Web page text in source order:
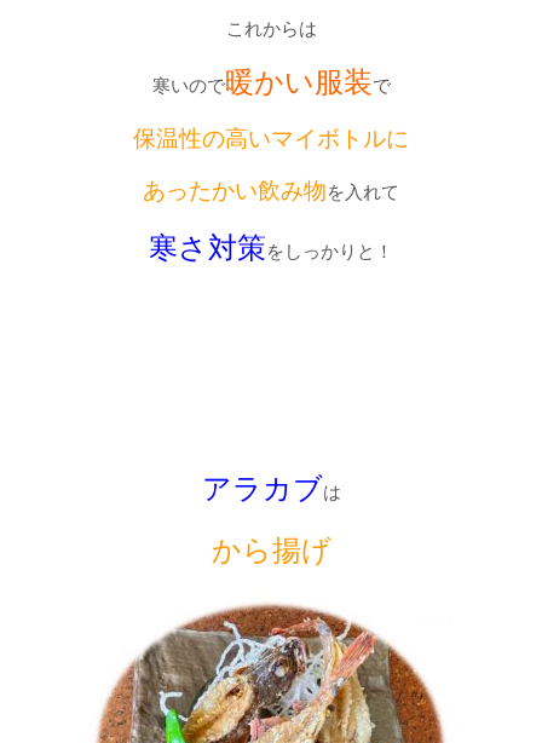
これからは
寒いので暖かい服装で
保温性の高いマイボトルに
あったかい飲み物を入れて
寒さ対策をしっかりと！
アラカブは
から揚げ